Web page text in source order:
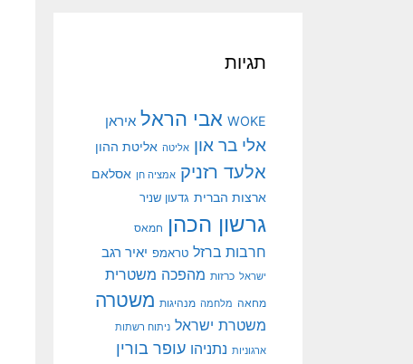
תגיות
WOKE אבי הראל איראן
אלי בר און אליטה אליטת ההון
אלעד רזניק אמציה חן אסלאם
ארצות הברית גדעון שניר
גרשון הכהן חמאס
חרבות ברזל טראמפ יאיר רגב
ישראל כרזות מהפכה משטרית
מחאה מלחמה מנהיגות משטרה
משטרת ישראל ניתוח רשתות
ארגוניות נתניהו עופר בורין